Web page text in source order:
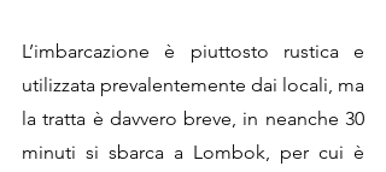
L’imbarcazione è piuttosto rustica e
utilizzata prevalentemente dai locali, ma
la tratta è davvero breve, in neanche 30
minuti si sbarca a Lombok, per cui è